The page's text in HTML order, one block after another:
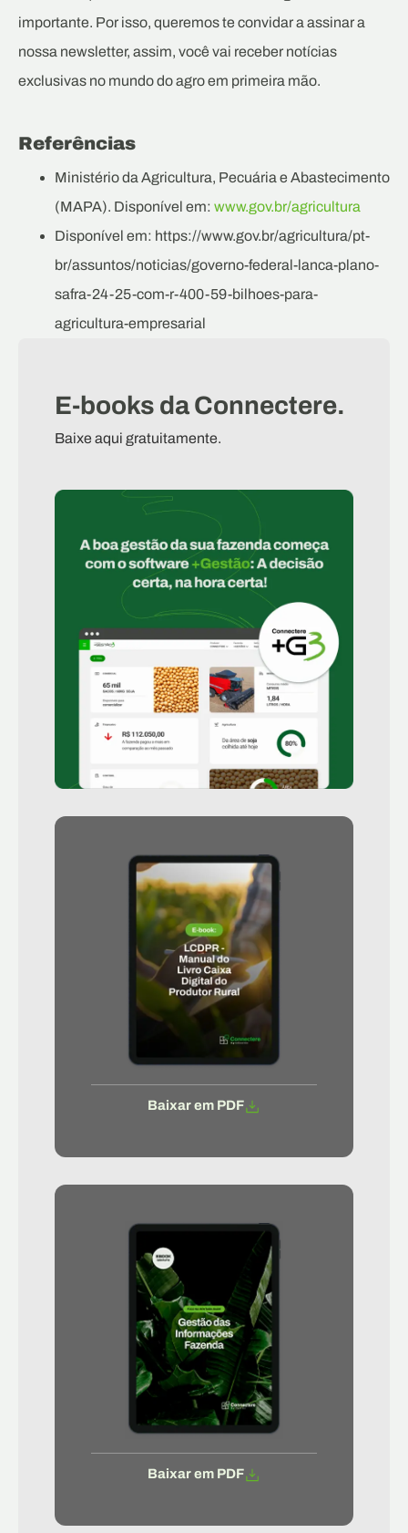
importante. Por isso, queremos te convidar a assinar a
nossa newsletter, assim, você vai receber notícias
exclusivas no mundo do agro em primeira mão.
Referências
Ministério da Agricultura, Pecuária e Abastecimento
(MAPA). Disponível em: www.gov.br/agricultura
Disponível em: https://www.gov.br/agricultura/pt-
br/assuntos/noticias/governo-federal-lanca-plano-
safra-24-25-com-r-400-59-bilhoes-para-
agricultura-empresarial
E-books da Connectere.
Baixe aqui gratuitamente.
Baixar em PDF
Baixar em PDF